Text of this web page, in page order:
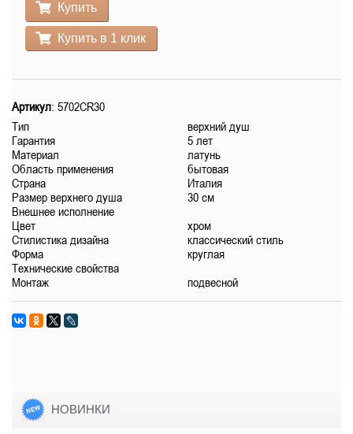
Купить
Купить в 1 клик
Артикул: 5702CR30
Тип
верхний душ
Гарантия
5 лет
Материал
латунь
Область применения
бытовая
Страна
Италия
Размер верхнего душа
30 см
Внешнее исполнение
Цвет
хром
Стилистика дизайна
классический стиль
Форма
круглая
Технические свойства
Монтаж
подвесной
НОВИНКИ